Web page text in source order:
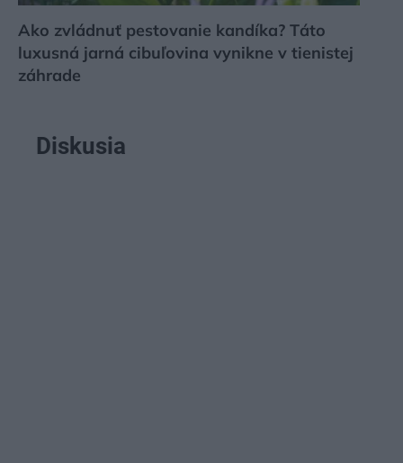
Ako zvládnuť pestovanie kandíka? Táto
luxusná jarná cibuľovina vynikne v tienistej
záhrade
Diskusia